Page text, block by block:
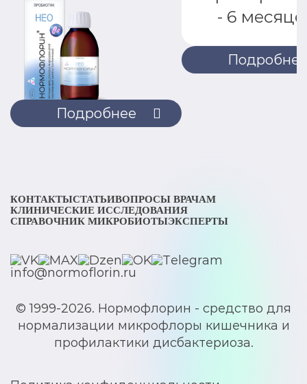
Подробнее
Подробнее
- 6
КОНТАКТЫСТАТЬИВОПРОСЫ ВРАЧАМ
КЛИНИЧЕСКИЕ ИССЛЕДОВАНИЯ
СПРАВОЧНИК МИКРОБИОТЫЭКСПЕРТЫ
info@normoflorin.ru
© 1999-2026. Нормофлорин - средство для
нормализации микрофлоры кишечника и
профилактики дисбактериоза.